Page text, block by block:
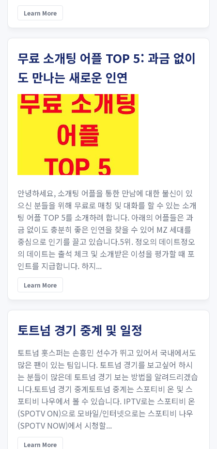
Learn More
무료 소개팅 어플 TOP 5: 과금 없이
도 만나는 새로운 인연
안녕하세요, 소개팅 어플을 통한 만남에 대한 불신이 있
으신 분들을 위해 무료로 매칭 및 대화를 할 수 있는 소개
팅 어플 TOP 5를 소개하려 합니다. 아래의 어플들은 과
금 없이도 충분히 좋은 인연을 찾을 수 있어 MZ 세대를
중심으로 인기를 끌고 있습니다.5위. 정오의 데이트정오
의 데이트는 출석 체크 및 소개받은 이성을 평가할 때 포
인트를 지급합니다. 하지...
Learn More
토트넘 경기 중계 및 일정
토트넘 홋스퍼는 손흥민 선수가 뛰고 있어서 국내에서도
많은 팬이 있는 팀입니다. 토트넘 경기를 보고싶어 하시
는 분들이 많은데 토트넘 경기 보는 방법을 알려드리겠습
니다.토트넘 경기 중계토트넘 중계는 스포티비 온 및 스
포티비 나우에서 볼 수 있습니다. IPTV로는 스포티비 온
(SPOTV ON)으로 모바일/인터넷으로는 스포티비 나우
(SPOTV NOW)에서 시청할...
Learn More